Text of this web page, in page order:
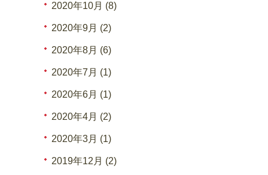
2020年10月 (8)
2020年9月 (2)
2020年8月 (6)
2020年7月 (1)
2020年6月 (1)
2020年4月 (2)
2020年3月 (1)
2019年12月 (2)